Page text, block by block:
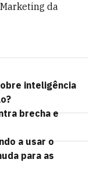
da
inteligência
brecha e
a usar o
para as